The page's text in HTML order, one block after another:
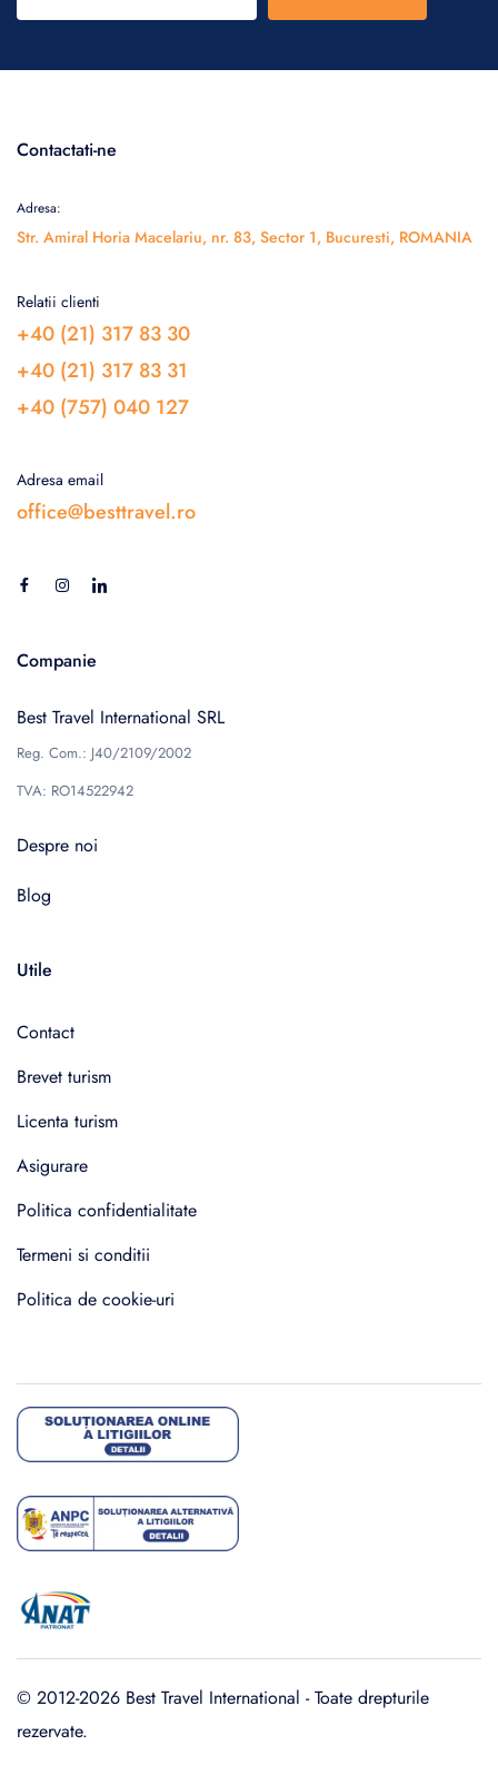
Contactati-ne
Adresa:
Str. Amiral Horia Macelariu, nr. 83, Sector 1, Bucuresti, ROMANIA
Relatii clienti
+40 (21) 317 83 30
+40 (21) 317 83 31
+40 (757) 040 127
Adresa email
office@besttravel.ro
Companie
Best Travel International SRL
Reg. Com.: J40/2109/2002
TVA: RO14522942
Despre noi
Blog
Utile
Contact
Brevet turism
Licenta turism
Asigurare
Politica confidentialitate
Termeni si conditii
Politica de cookie-uri
© 2012-2026 Best Travel International - Toate drepturile
rezervate.